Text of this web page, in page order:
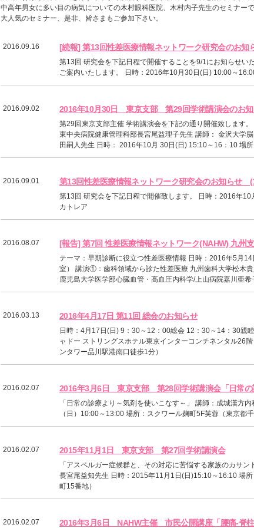
中高年男女に多い目の病気についての木村眼科医院、木村内子先生のセミナー
大人気のセミナー、是非、皆さまもご参加下さい。
2016.09.16 [続報] 第13回性差医療情報ネットワーク研究会のお
第13回 研究会を下記日程で開催することを9/1にお知らせい
ご案内いたします。 日時：2016年10月30日(日) 10:00～
2016.09.02 2016年10月30日 東京支部 第29回学術講演会のお
第29回東京支部主催 学術講演会を下記の通り開催致します
東中央病院健康管理科部長宮尾益理子先生 講師： 金沢大学
田嗣人先生 日時： 2016年10月 30日(日) 15:10～16：10 場
2016.09.01 第13回性差医療情報ネットワーク研究会のお知らせ
第13回 研究会を下記日程で開催致します。 日時：2016年
カトレア
2016.08.07 [報告] 第7回 性差医療情報ネットワーク(NAHW) 九州
テーマ：早期診断に役立つ性差医療情報 日時：2016年5月
室） 講演①：歯科領域から診た性差医療 九州歯科大学松木
鹿児島大学医学部心臓血管・高血圧内科学/上山病院嘉川亜
2016.03.13 2016年4月17日 第11回 総会のお知らせ
日時：4月17日(日) 9：30～12：00総会 12：30～14：30親
ャドー ストリングスホテル東京インターコンチネンタル26
ンタワー品川駅港南口徒歩1分）
2016.02.07 2016年3月6日 東京支部 第28回学術講演会「日常
「日常の診療より～気剤を使いこなす～」 講師：成城漢方
（日）10:00～13:00 場所：スクワール麹町5F芙蓉（東京都
2016.02.07 2015年11月1日 東京支部 第27回学術講演会
「アスペルガー症候群と、その対応に苦悩する家族のカサ
長宮尾益知先生 日時：2015年11月1日(日)15:10～16:10 場
町15番地）
2016.02.07 2016年3月6日 NAHW主催 市民公開講座「腰痛-脊